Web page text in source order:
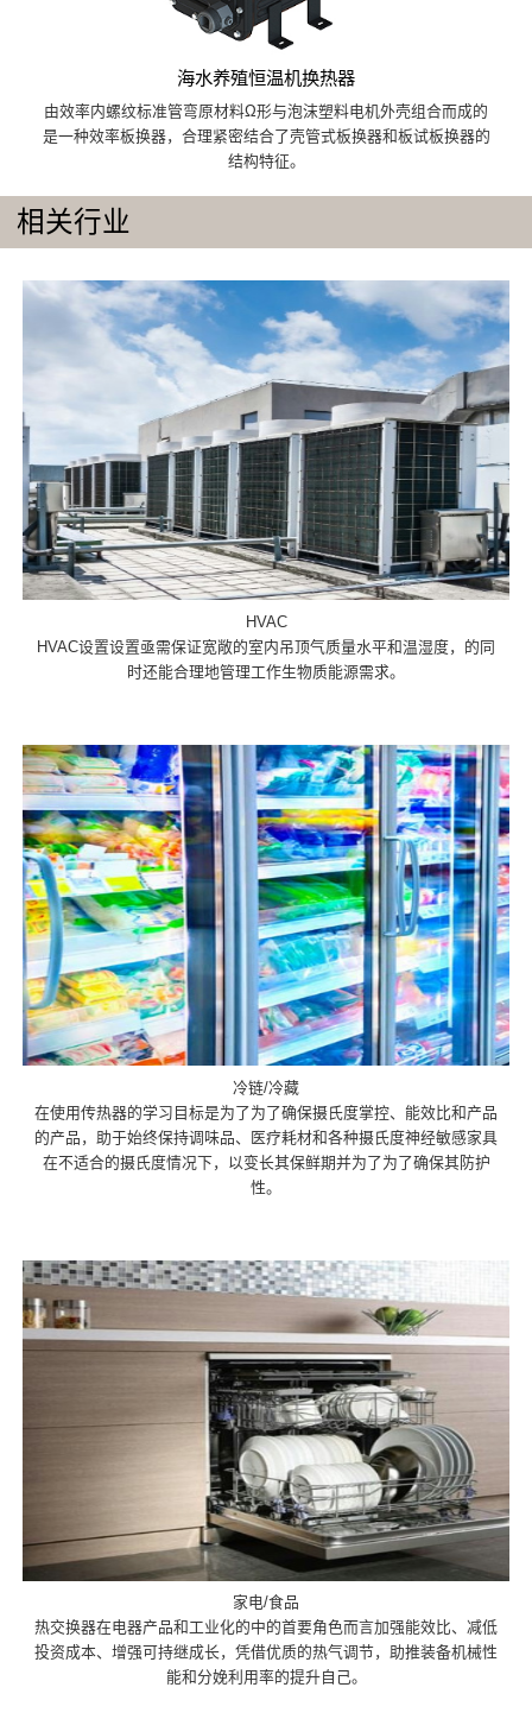
海水养殖恒温机换热器
由效率内螺纹标准管弯原材料Ω形与泡沫塑料电机外壳组合而成的
是一种效率板换器，合理紧密结合了壳管式板换器和板试板换器的
结构特征。
相关行业
HVAC
HVAC设置设置亟需保证宽敞的室内吊顶气质量水平和温湿度，的同
时还能合理地管理工作生物质能源需求。
冷链/冷藏
在使用传热器的学习目标是为了为了确保摄氏度掌控、能效比和产品
的产品，助于始终保持调味品、医疗耗材和各种摄氏度神经敏感家具
在不适合的摄氏度情况下，以变长其保鲜期并为了为了确保其防护
性。
家电/食品
热交换器在电器产品和工业化的中的首要角色而言加强能效比、减低
投资成本、增强可持继成长，凭借优质的热气调节，助推装备机械性
能和分娩利用率的提升自己。